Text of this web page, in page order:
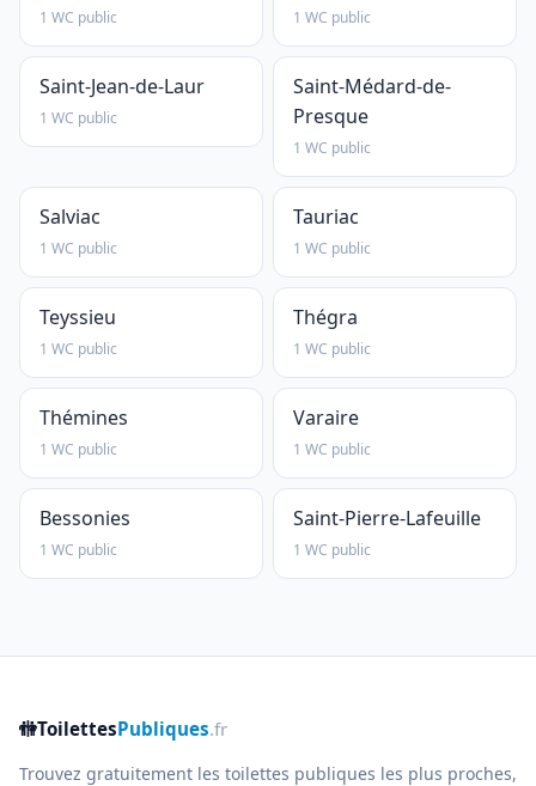
1 WC public 1 WC public
Saint-Jean-de-Laur
1 WC public
Saint-Médard-de-
Presque
1 WC public
Salviac
1 WC public
Tauriac
1 WC public
Teyssieu
1 WC public
Thégra
1 WC public
Thémines
1 WC public
Varaire
1 WC public
Bessonies
1 WC public
Saint-Pierre-Lafeuille
1 WC public
🚻ToilettesPubliques.fr
Trouvez gratuitement les toilettes publiques les plus proches,